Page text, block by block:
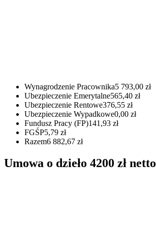
Wynagrodzenie Pracownika5 793,00 zł
Ubezpieczenie Emerytalne565,40 zł
Ubezpieczenie Rentowe376,55 zł
Ubezpieczenie Wypadkowe0,00 zł
Fundusz Pracy (FP)141,93 zł
FGŚP5,79 zł
Razem6 882,67 zł
Umowa o dzieło 4200 zł netto